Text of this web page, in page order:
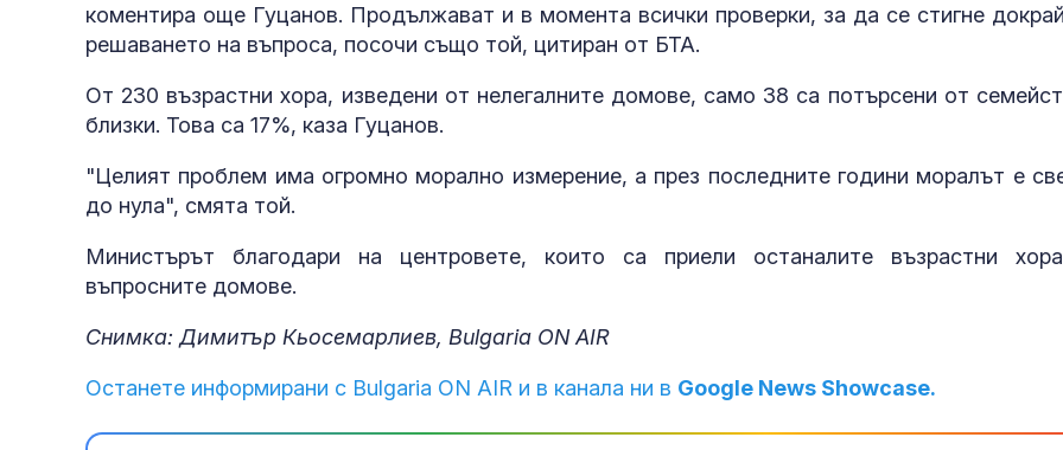
коментира още Гуцанов. Продължават и в момента всички проверки, за да се стигне
решаването на въпроса, посочи също той, цитиран от БТА.
От 230 възрастни хора, изведени от нелегалните домове, само 38 са потърсени от
близки. Това са 17%, каза Гуцанов.
"Целият проблем има огромно морално измерение, а през последните години моралът е
до нула", смята той.
Министърът благодари на центровете, които са приели останалите възрастни
въпросните домове.
Снимка: Димитър Кьосемарлиев, Bulgaria ON AIR
Останете информирани с Bulgaria ON AIR и в канала ни в Google News Showcase.